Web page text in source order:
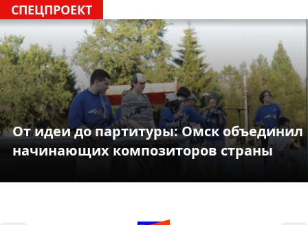
СПЕЦПРОЕКТ
От идеи до партитуры: Омск объединил
начинающих композиторов страны